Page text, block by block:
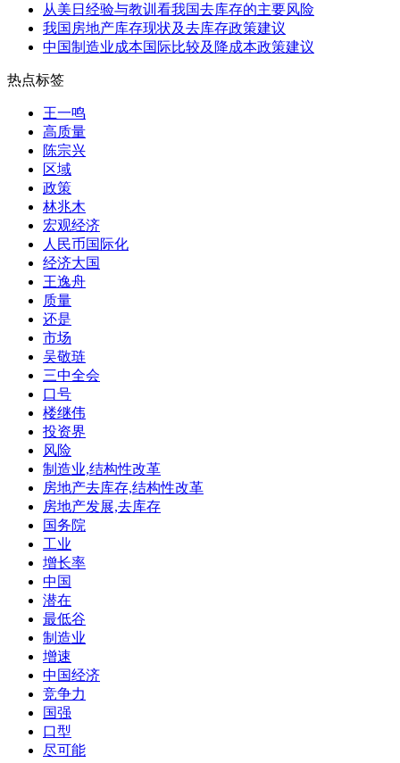
从美日经验与教训看我国去库存的主要风险
我国房地产库存现状及去库存政策建议
中国制造业成本国际比较及降成本政策建议
热点标签
王一鸣
高质量
陈宗兴
区域
政策
林兆木
宏观经济
人民币国际化
经济大国
王逸舟
质量
还是
市场
吴敬琏
三中全会
口号
楼继伟
投资界
风险
制造业,结构性改革
房地产去库存,结构性改革
房地产发展,去库存
国务院
工业
增长率
中国
潜在
最低谷
制造业
增速
中国经济
竞争力
国强
口型
尽可能